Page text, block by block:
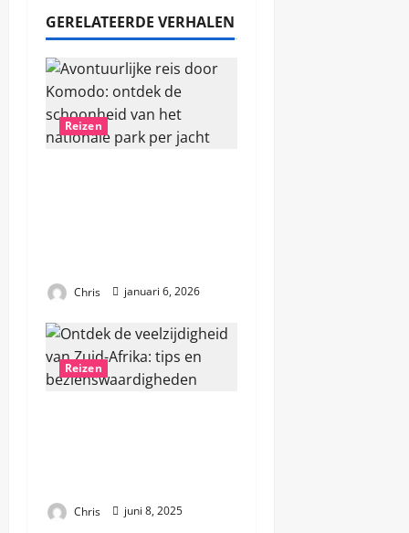
n
a
v
i
i
e
GERELATEERDE VERHALEN
Reizen
Chris januari 6, 2026
Reizen
Chris juni 8, 2025